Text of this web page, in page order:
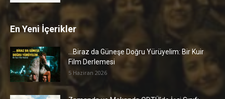
En Yeni İçerikler
…Biraz da Güneşe Doğru Yürüyelim: Bir Kuir
Film Derlemesi
5 Haziran 2026